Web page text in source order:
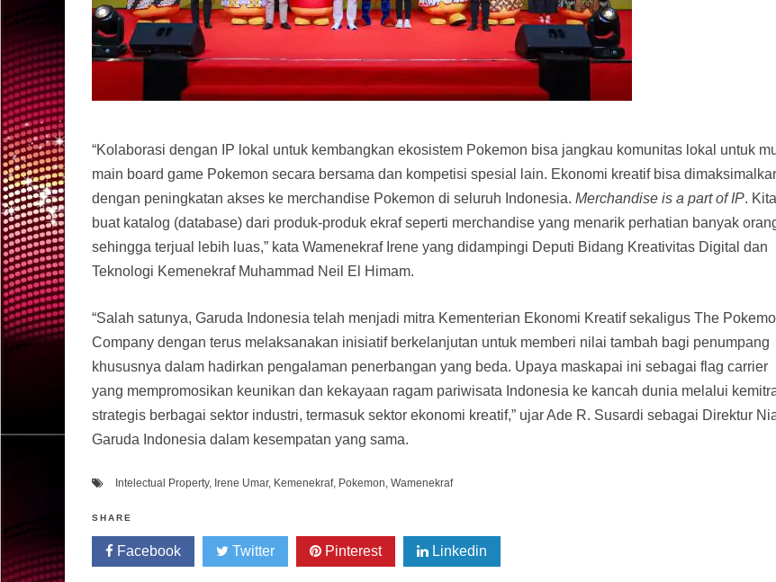
“Kolaborasi dengan IP lokal untuk kembangkan ekosistem Pokemon bisa jangkau komunitas lokal untuk
main board game Pokemon secara bersama dan kompetisi spesial lain. Ekonomi kreatif bisa
dengan peningkatan akses ke merchandise Pokemon di seluruh Indonesia. Merchandise is a part of IP. Kita
buat katalog (database) dari produk-produk ekraf seperti merchandise yang menarik perhatian banyak
sehingga terjual lebih luas,” kata Wamenekraf Irene yang didampingi Deputi Bidang Kreativitas Digital dan
Teknologi Kemenekraf Muhammad Neil El Himam.
“Salah satunya, Garuda Indonesia telah menjadi mitra Kementerian Ekonomi Kreatif sekaligus The
Company dengan terus melaksanakan inisiatif berkelanjutan untuk memberi nilai tambah bagi penumpang
khususnya dalam hadirkan pengalaman penerbangan yang beda. Upaya maskapai ini sebagai flag carrier
yang mempromosikan keunikan dan kekayaan ragam pariwisata Indonesia ke kancah dunia melalui
strategis berbagai sektor industri, termasuk sektor ekonomi kreatif,” ujar Ade R. Susardi sebagai Direktur
Garuda Indonesia dalam kesempatan yang sama.
Intelectual Property, Irene Umar, Kemenekraf, Pokemon, Wamenekraf
SHARE
Facebook Twitter Pinterest Linkedin